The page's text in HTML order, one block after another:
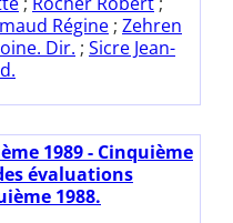
Régine ; Zehren
Dir. ; Sicre Jean-
1989 - Cinquième
évaluations
1988.